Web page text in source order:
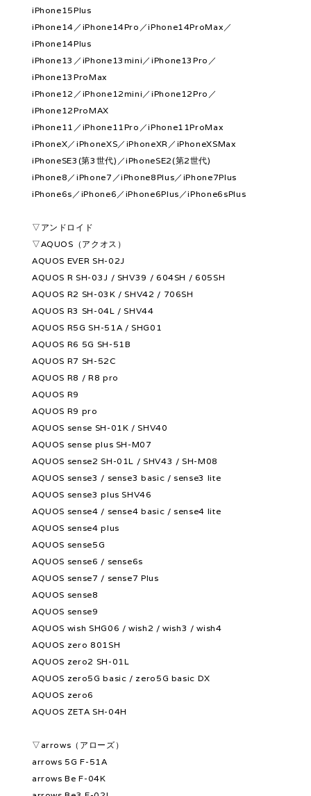
iPhone15Plus
iPhone14／iPhone14Pro／iPhone14ProMax／
iPhone14Plus
iPhone13／iPhone13mini／iPhone13Pro／
iPhone13ProMax
iPhone12／iPhone12mini／iPhone12Pro／
iPhone12ProMAX
iPhone11／iPhone11Pro／iPhone11ProMax
iPhoneX／iPhoneXS／iPhoneXR／iPhoneXSMax
iPhoneSE3(第3世代)／iPhoneSE2(第2世代)
iPhone8／iPhone7／iPhone8Plus／iPhone7Plus
iPhone6s／iPhone6／iPhone6Plus／iPhone6sPlus
▽アンドロイド
▽AQUOS（アクオス）
AQUOS EVER SH-02J
AQUOS R SH-03J / SHV39 / 604SH / 605SH
AQUOS R2 SH-03K / SHV42 / 706SH
AQUOS R3 SH-04L / SHV44
AQUOS R5G SH-51A / SHG01
AQUOS R6 5G SH-51B
AQUOS R7 SH-52C
AQUOS R8 / R8 pro
AQUOS R9
AQUOS R9 pro
AQUOS sense SH-01K / SHV40
AQUOS sense plus SH-M07
AQUOS sense2 SH-01L / SHV43 / SH-M08
AQUOS sense3 / sense3 basic / sense3 lite
AQUOS sense3 plus SHV46
AQUOS sense4 / sense4 basic / sense4 lite
AQUOS sense4 plus
AQUOS sense5G
AQUOS sense6 / sense6s
AQUOS sense7 / sense7 Plus
AQUOS sense8
AQUOS sense9
AQUOS wish SHG06 / wish2 / wish3 / wish4
AQUOS zero 801SH
AQUOS zero2 SH-01L
AQUOS zero5G basic / zero5G basic DX
AQUOS zero6
AQUOS ZETA SH-04H
▽arrows（アローズ）
arrows 5G F-51A
arrows Be F-04K